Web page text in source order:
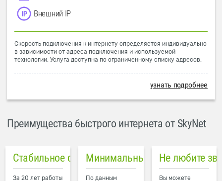
Внешний IP
Скорость подключения к интернету определяется индивидуально
в зависимости от адреса подключения и используемой
технологии. Услуга доступна по ограниченному списку адресов.
узнать подробнее
Преимущества быстрого интернета от SkyNet
Стабильное соединение
За 20 лет работы
Минимальный пинг в городе
По данным
Не любите
Вы можете